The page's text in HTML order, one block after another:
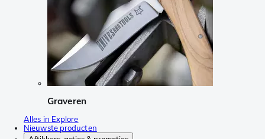
Graveren
Alles in Explore
Nieuwste producten